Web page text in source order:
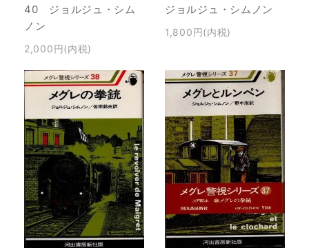
40 ジョルジュ・シム
ノン
2,000円(内税)
ジョルジュ・シムノン
1,800円(内税)